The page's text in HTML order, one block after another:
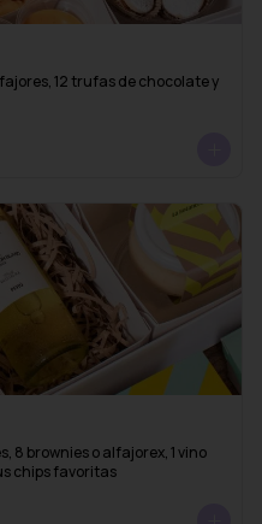
12 trufas de chocolate y
brownies o alfajorex, 1 vino
chips favoritas